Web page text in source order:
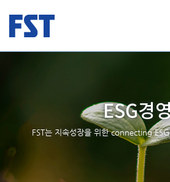
ESG경
FST는 지속성장을 위한 connecting